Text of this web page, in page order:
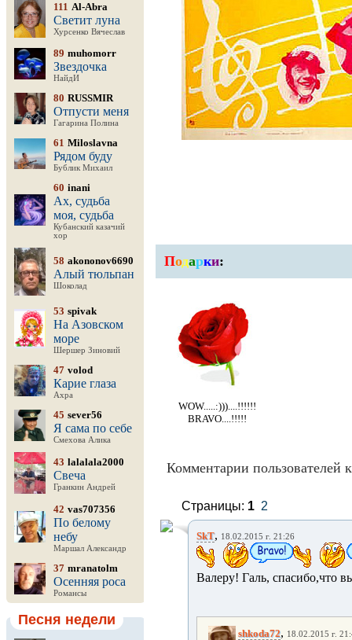
111 Al-Abra
Светит луна
Хурсенко Вячеслав
89 muhomorr
Звездочка
НайдИ
80 RUSSMIR
Отпусти меня
Гагарина Полина
61 Miloslavna
Рядом буду
Бублик Михаил
60 inani
Ах, судьба
моя, судьба
Кубанский казачий
хор
58 akononov6690
Алый тюльпан
Шоколад
53 spivak
На Азовском
море
Шершер Зиновий
47 volod
Карие глаза
Ахра
45 sever56
Я сама по себе
Смехова Алика
43 lalalala2000
Свеча
Гранкин Андрей
42 vas707356
По белому
небу
Маршал Александр
37 mranatolm
Осенняя роса
Романсы
Песня недели
Подарки:
WOW.....:)))....!!!!!!
BRAVO....!!!!!
Комментарии пользователей
Страницы: 1 2
SkT, 18.02.2015 г. 21:26
Валеру! Галь, спасибо,что
shkoda72, 18.02.2015 г.